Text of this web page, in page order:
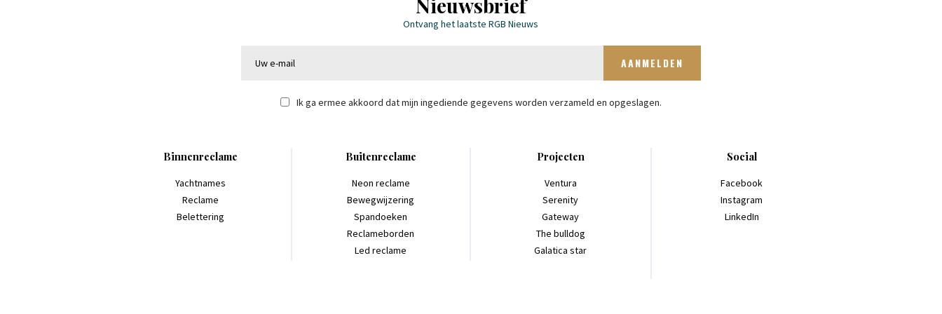
Nieuwsbrief
Ontvang het laatste RGB Nieuws
Ik ga ermee akkoord dat mijn ingediende gegevens worden verzameld en opgeslagen.
Binnenreclame
Yachtnames
Reclame
Belettering
Buitenreclame
Neon reclame
Bewegwijzering
Spandoeken
Reclameborden
Led reclame
Projecten
Ventura
Serenity
Gateway
The bulldog
Galatica star
Social
Facebook
Instagram
LinkedIn